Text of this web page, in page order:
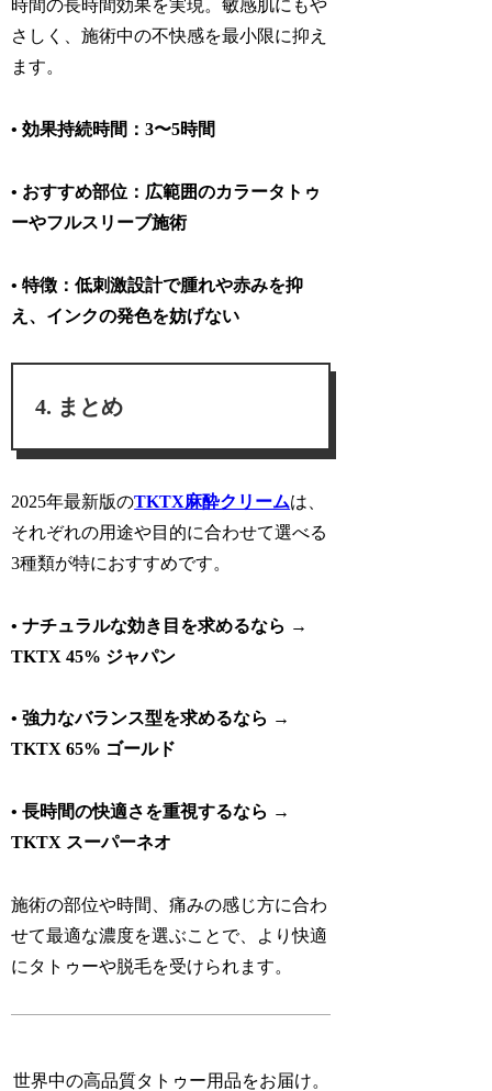
時間の長時間効果を実現 。敏感肌にもや
さしく、施術中の不快感を最小限に抑え
ます。
• 効果持続時間：3〜5時間
• おすすめ部位：広範囲のカラータトゥ
ーやフルスリーブ施術
• 特徴：低刺激設計で腫れや赤みを抑
え、インクの発色を妨げない
まとめ
2025年最新版のTKTX麻酔クリームは、
それぞれの用途や目的に合わせて選べる
3種類が特におすすめです。
• ナチュラルな効き目を求めるなら →
TKTX 45% ジャパン
• 強力なバランス型を求めるなら →
TKTX 65% ゴールド
• 長時間の快適さを重視するなら →
TKTX スーパーネオ
施術の部位や時間、痛みの感じ方に合わ
せて最適な濃度を選ぶことで、より快適
にタトゥーや脱毛を受けられます。
世界中の高品質タトゥー用品をお届け。